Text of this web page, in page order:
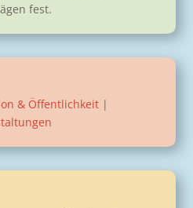
fest.
& Öffentlichkeit |